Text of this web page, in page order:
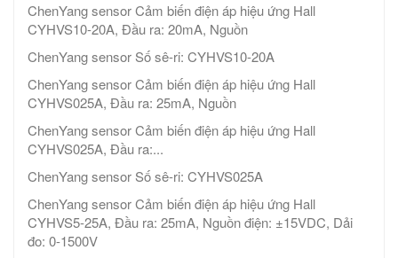
ChenYang sensor Cảm biến điện áp hiệu ứng Hall
CYHVS10-20A, Đầu ra: 20mA, Nguồn
ChenYang sensor Số sê-ri: CYHVS10-20A
ChenYang sensor Cảm biến điện áp hiệu ứng Hall
CYHVS025A, Đầu ra: 25mA, Nguồn
ChenYang sensor Cảm biến điện áp hiệu ứng Hall
CYHVS025A, Đầu ra:...
ChenYang sensor Số sê-ri: CYHVS025A
ChenYang sensor Cảm biến điện áp hiệu ứng Hall
CYHVS5-25A, Đầu ra: 25mA, Nguồn điện: ±15VDC, Dải
đo: 0-1500V